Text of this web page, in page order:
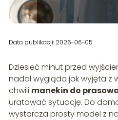
Data publikacji: 2026-06-05
Dziesięć minut przed
nadal wygląda jak wyjęta z
chwili manekin do
uratować sytuację. Do
wystarcza prosty model z